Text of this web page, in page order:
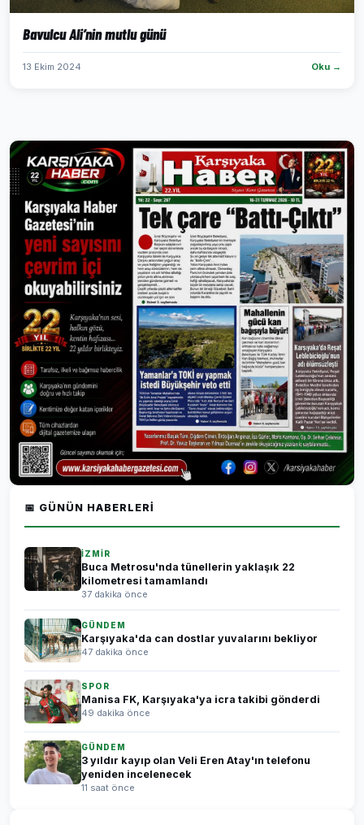
Bavulcu Ali’nin mutlu günü
13 Ekim 2024 Oku →
📅 GÜNÜN HABERLERI
İZMİR
Buca Metrosu'nda tünellerin yaklaşık 22
kilometresi tamamlandı
37 dakika önce
GÜNDEM
Karşıyaka'da can dostlar yuvalarını bekliyor
47 dakika önce
SPOR
Manisa FK, Karşıyaka'ya icra takibi gönderdi
49 dakika önce
GÜNDEM
3 yıldır kayıp olan Veli Eren Atay'ın telefonu
yeniden incelenecek
11 saat önce